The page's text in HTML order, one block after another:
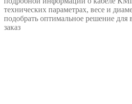
технических параметрах, весе и
подобрать оптимальное решение для
заказ